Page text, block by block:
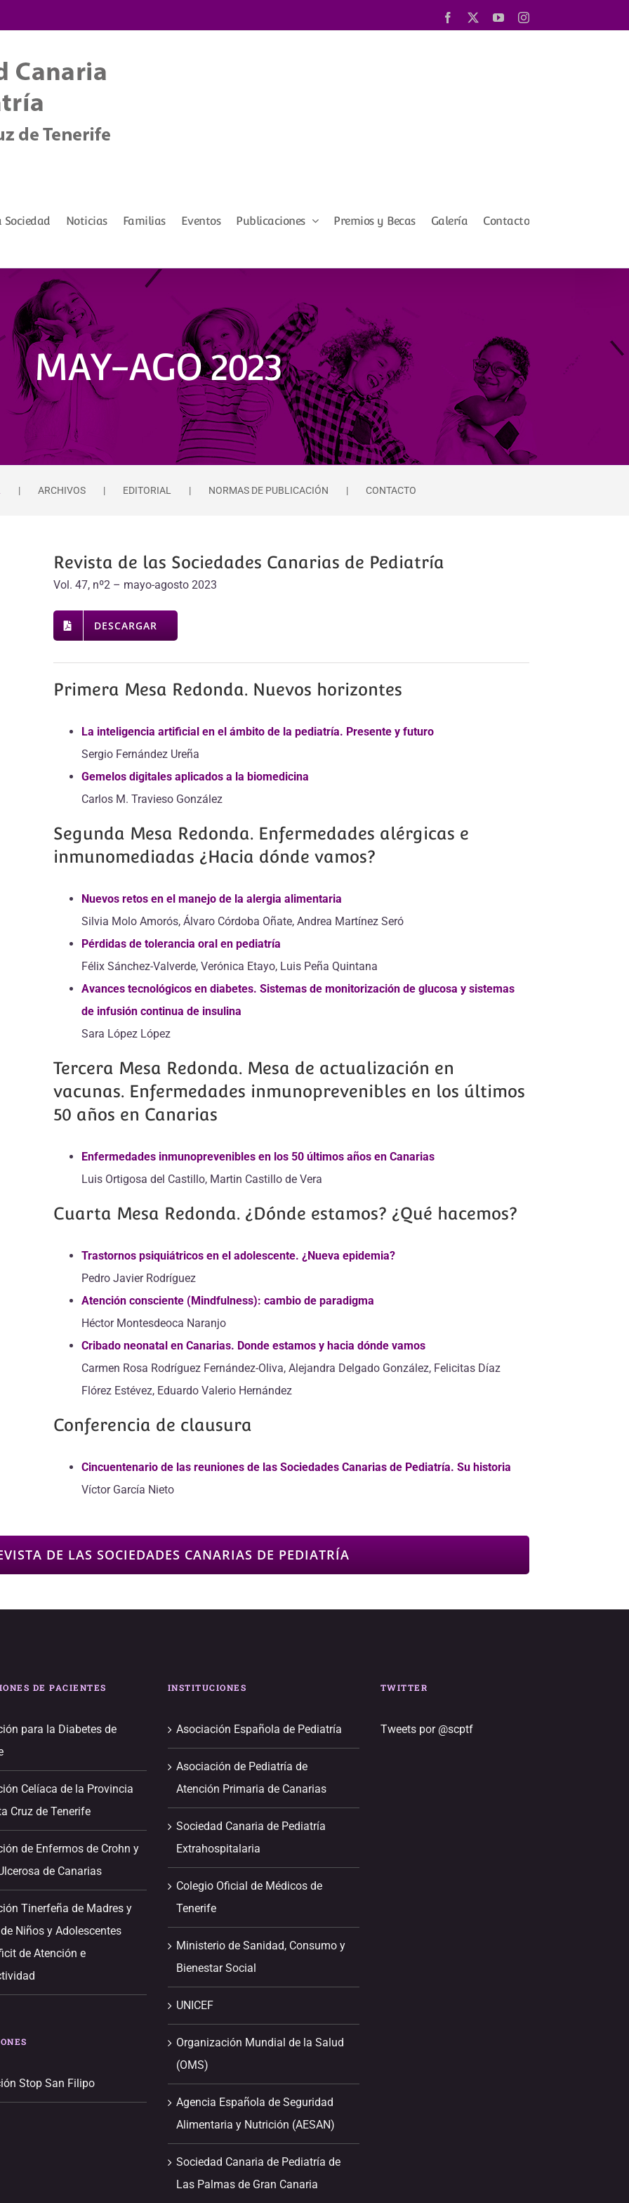
Facebook YouTubeInstagram
Sociedad Noticias Familias Eventos Publicaciones Premios y Becas Galería Contacto
MAY-AGO 2023
ARCHIVOS EDITORIAL NORMAS DE PUBLICACIÓN CONTACTO
Revista de las Sociedades Canarias de Pediatría
Vol. 47, nº2 – mayo-agosto 2023
DESCARGAR
Primera Mesa Redonda. Nuevos horizontes
La inteligencia artificial en el ámbito de la pediatría. Presente y futuro
Sergio Fernández Ureña
Gemelos digitales aplicados a la biomedicina
Carlos M. Travieso González
Segunda Mesa Redonda. Enfermedades alérgicas e
inmunomediadas ¿Hacia dónde vamos?
Nuevos retos en el manejo de la alergia alimentaria
Silvia Molo Amorós, Álvaro Córdoba Oñate, Andrea Martínez Seró
Pérdidas de tolerancia oral en pediatría
Félix Sánchez-Valverde, Verónica Etayo, Luis Peña Quintana
Avances tecnológicos en diabetes. Sistemas de monitorización de glucosa y sistemas
de infusión continua de insulina
Sara López López
Tercera Mesa Redonda. Mesa de actualización en
vacunas. Enfermedades inmunoprevenibles en los últimos
50 años en Canarias
Enfermedades inmunoprevenibles en los 50 últimos años en Canarias
Luis Ortigosa del Castillo, Martin Castillo de Vera
Cuarta Mesa Redonda. ¿Dónde estamos? ¿Qué hacemos?
Trastornos psiquiátricos en el adolescente. ¿Nueva epidemia?
Pedro Javier Rodríguez
Atención consciente (Mindfulness): cambio de paradigma
Héctor Montesdeoca Naranjo
Cribado neonatal en Canarias. Donde estamos y hacia dónde vamos
Carmen Rosa Rodríguez Fernández-Oliva, Alejandra Delgado González, Felicitas Díaz
Flórez Estévez, Eduardo Valerio Hernández
Conferencia de clausura
Cincuentenario de las reuniones de las Sociedades Canarias de Pediatría. Su historia
Víctor García Nieto
DE LAS SOCIEDADES CANARIAS DE PEDIATRÍA
DE PACIENTES
para la Diabetes de
Celíaca de la Provincia
Cruz de Tenerife
de Enfermos de Crohn y
de Canarias
Tinerfeña de Madres y
Niños y Adolescentes
de Atención e
Stop San Filipo
INSTITUCIONES
Asociación Española de Pediatría
Asociación de Pediatría de
Atención Primaria de Canarias
Sociedad Canaria de Pediatría
Extrahospitalaria
Colegio Oficial de Médicos de
Tenerife
Ministerio de Sanidad, Consumo y
Bienestar Social
UNICEF
Organización Mundial de la Salud
(OMS)
Agencia Española de Seguridad
Alimentaria y Nutrición (AESAN)
Sociedad Canaria de Pediatría de
Las Palmas de Gran Canaria
TWITTER
Tweets por @scptf